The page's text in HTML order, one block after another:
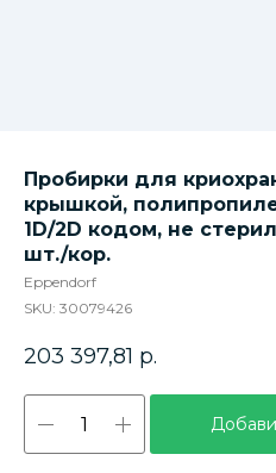
Пробирки для
крышкой,
1D/2D кодом, не
шт./кор.
Eppendorf
SKU: 30079426
203 397,81 р.